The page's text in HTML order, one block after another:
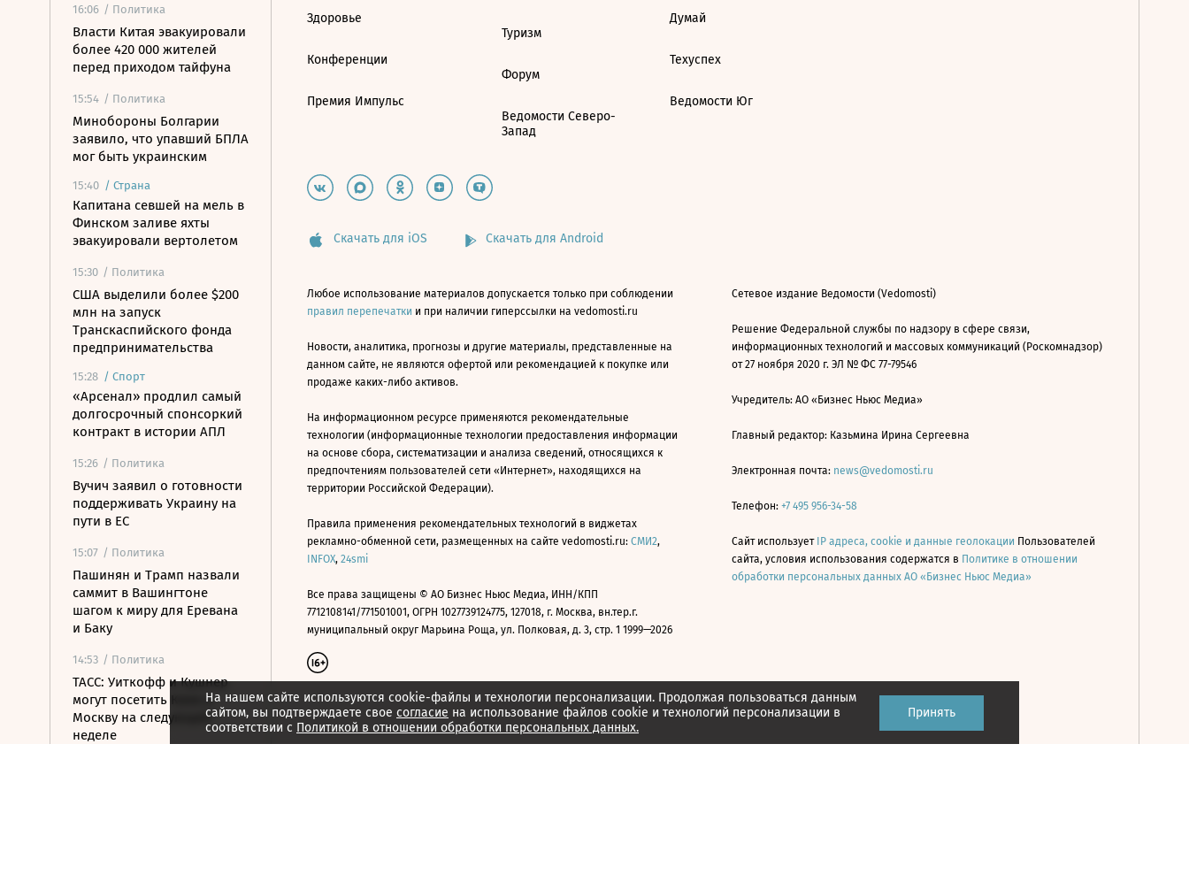
16:06 / Политика
Власти Китая эвакуировали
более 420 000 жителей
перед приходом тайфуна
15:54 / Политика
Минобороны Болгарии
заявило, что упавший БПЛА
мог быть украинским
15:40 / Страна
Капитана севшей на мель в
Финском заливе яхты
эвакуировали вертолетом
15:30 / Политика
США выделили более $200
млн на запуск
Транскаспийского фонда
предпринимательства
15:28 / Спорт
«Арсенал» продлил самый
долгосрочный спонсоркий
контракт в истории АПЛ
15:26 / Политика
Вучич заявил о готовности
поддерживать Украину на
пути в ЕС
15:07 / Политика
Пашинян и Трамп назвали
саммит в Вашингтоне
шагом к миру для Еревана
и Баку
14:53 / Политика
ТАСС: Уиткофф и Кушнер
могут посетить Киев и
Москву на следующей
неделе
На нашем сайте используются cookie-файлы и технологии персонализации. Продолжая пользоваться данным
сайтом, вы подтверждаете свое согласие на использование файлов cookie и технологий персонализации в
соответствии с Политикой в отношении обработки персональных данных.
Принять
Здоровье
Конференции
Премия Импульс
Туризм
Форум
Ведомости Северо-
Запад
Думай
Техуспех
Ведомости Юг
Скачать для iOS Скачать для Android
Любое использование материалов допускается только при соблюдении
правил перепечатки и при наличии гиперссылки на vedomosti.ru
Новости, аналитика, прогнозы и другие материалы, представленные на
данном сайте, не являются офертой или рекомендацией к покупке или
продаже каких-либо активов.
На информационном ресурсе применяются рекомендательные
технологии (информационные технологии предоставления информации
на основе сбора, систематизации и анализа сведений, относящихся к
предпочтениям пользователей сети «Интернет», находящихся на
территории Российской Федерации).
Правила применения рекомендательных технологий в виджетах
рекламно-обменной сети, размещенных на сайте vedomosti.ru: СМИ2,
INFOX, 24smi
Все права защищены © АО Бизнес Ньюс Медиа, ИНН/КПП
7712108141/771501001, ОГРН 1027739124775, 127018, г. Москва, вн.тер.г.
муниципальный округ Марьина Роща, ул. Полковая, д. 3, стр. 1 1999—2026
Сетевое издание Ведомости (Vedomosti)
Решение Федеральной службы по надзору в сфере связи,
информационных технологий и массовых коммуникаций (Роскомнадзор)
от 27 ноября 2020 г. ЭЛ № ФС 77-79546
Учредитель: АО «Бизнес Ньюс Медиа»
Главный редактор: Казьмина Ирина Сергеевна
Электронная почта: news@vedomosti.ru
Телефон: +7 495 956-34-58
Сайт использует IP адреса, cookie и данные геолокации Пользователей
сайта, условия использования содержатся в Политике в отношении
обработки персональных данных АО «Бизнес Ньюс Медиа»